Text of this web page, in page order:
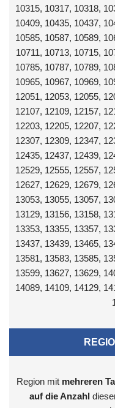
10315, 10317, 10318,
10409, 10435, 10437,
10585, 10587, 10589,
10711, 10713, 10715,
10785, 10787, 10789,
10965, 10967, 10969,
12051, 12053, 12055,
12107, 12109, 12157,
12203, 12205, 12207,
12307, 12309, 12347,
12435, 12437, 12439,
12529, 12555, 12557,
12627, 12629, 12679,
13053, 13055, 13057,
13129, 13156, 13158,
13353, 13355, 13357,
13437, 13439, 13465,
13581, 13583, 13585,
13599, 13627, 13629,
14089, 14109, 14129,
Region mit mehreren
auf die Anzahl